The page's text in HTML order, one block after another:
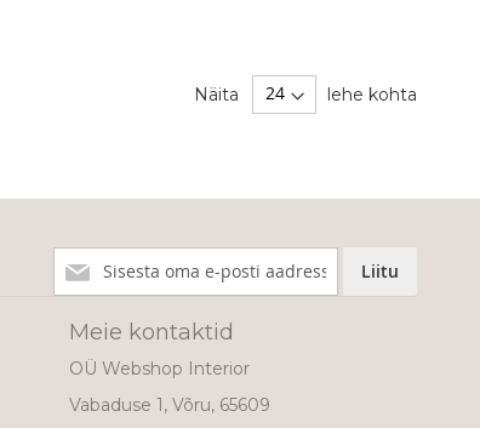
Näita lehe kohta
meie
Liitu
Meie kontaktid
OÜ Webshop Interior
Vabaduse 1, Võru, 65609